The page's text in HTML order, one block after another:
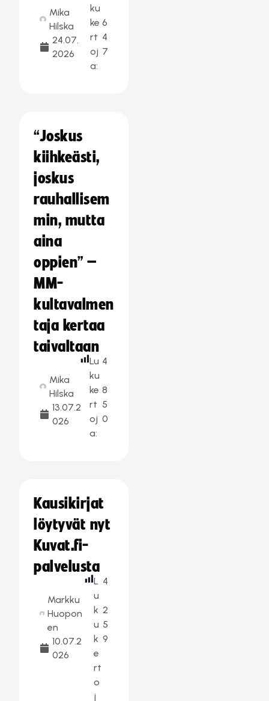
Mika
Hilska
24.07.
2026
ku
ke
rt
oj
a:
6
4
7
“Joskus
kiihkeästi,
joskus
rauhallisem
min, mutta
aina
oppien” –
MM-
kultavalmen
taja kertaa
taivaltaan
Mika
Hilska
13.07.2
026
Lu
ku
ke
rt
oj
a:
4
8
5
0
Kausikirjat
löytyvät nyt
Kuvat.fi-
palvelusta
Markku
Huopon
en
10.07.2
026
L
u
k
u
k
e
rt
o
j
4
2
5
9